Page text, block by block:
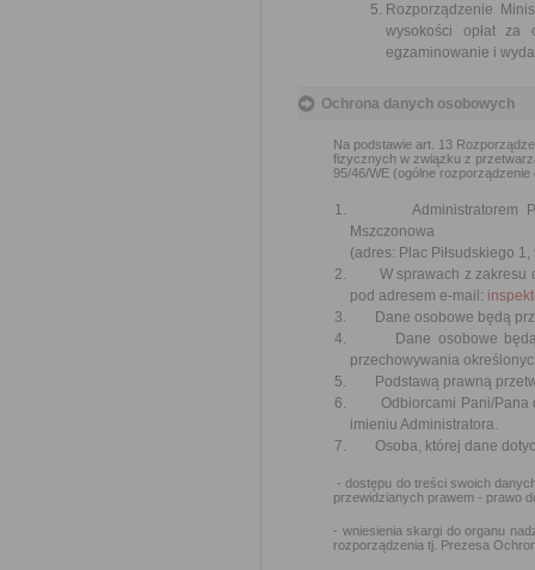
Rozporządzenie
wysokości opłat za
egzaminowanie i
Ochrona danych osobowych
Na podstawie art. 13
fizycznych w związku z
95/46/WE (ogólne
Administratorem Pani/
Mszczonowa
(adres: Plac Piłsudskiego
W sprawach z zakresu
pod adresem e-mail:
Dane osobowe będą
Dane osobowe będą
przechowywania
Podstawą prawną
Odbiorcami Pani/Pana
imieniu Administratora.
Osoba, której dane
- dostępu do treści swoich
przewidzianych prawem - prawo
- wniesienia skargi do organu
rozporządzenia tj. Prezesa